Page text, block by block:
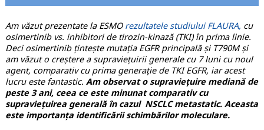
Am văzut prezentate la ESMO rezultatele studiului FLAURA, cu
osimertinib vs. inhibitori de tirozin-kinază (TKI) în prima linie.
Deci osimertinib țintește mutația EGFR principală și T790M și
am văzut o creștere a supraviețuirii generale cu 7 luni cu noul
agent, comparativ cu prima generație de TKI EGFR, iar acest
lucru este fantastic. Am observat o supraviețuire mediană de
peste 3 ani, ceea ce este minunat comparativ cu
supraviețuirea generală în cazul NSCLC metastatic. Aceasta
este importanța identificării schimbărilor moleculare.